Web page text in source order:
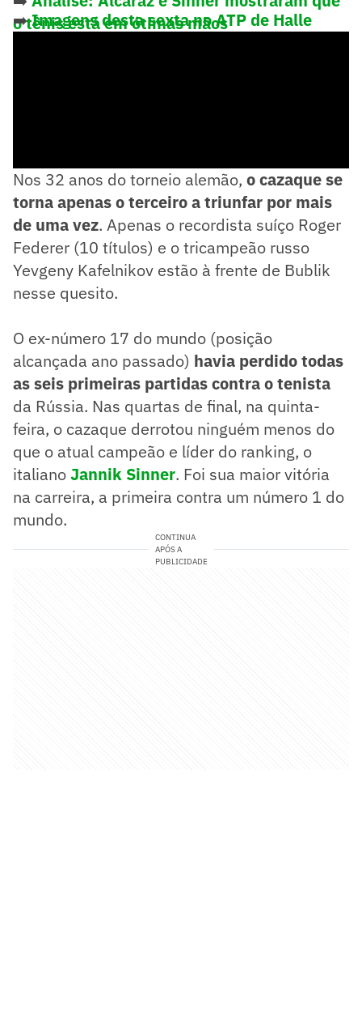
o tênis está em ótimas mãos
➡️Imagens desta sexta no ATP de Halle
Nos 32 anos do torneio alemão, o cazaque se
torna apenas o terceiro a triunfar por mais
de uma vez. Apenas o recordista suíço Roger
Federer (10 títulos) e o tricampeão russo
Yevgeny Kafelnikov estão à frente de Bublik
nesse quesito.
O ex-número 17 do mundo (posição
alcançada ano passado) havia perdido todas
as seis primeiras partidas contra o tenista
da Rússia. Nas quartas de final, na quinta-
feira, o cazaque derrotou ninguém menos do
que o atual campeão e líder do ranking, o
italianoJannik Sinner. Foi sua maior vitória
na carreira, a primeira contra um número 1 do
mundo.
CONTINUA
APÓS A
PUBLICIDADE